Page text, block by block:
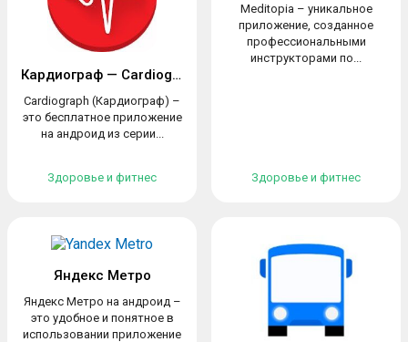
Кардиограф — Cardiograph
Cardiograph (Кардиограф) –
это бесплатное приложение
на андроид из серии...
Здоровье и фитнес
Meditopia – уникальное
приложение, созданное
профессиональными
инструкторами по...
Здоровье и фитнес
Яндекс Метро
Яндекс Метро на андроид –
это удобное и понятное в
использовании приложение